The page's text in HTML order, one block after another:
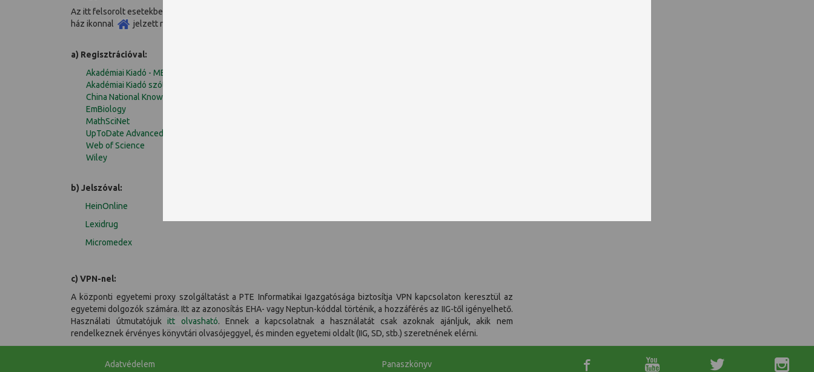
Az itt felsorolt esetekben alternatív módokon is lehetőség van a távoli elérésre. A folyamat menete kattintás után a
ház ikonnal
jelzett résznél olvasható:
a) Regisztrációval:
Akadémiai Kiadó - MERSZ könyvek
Akadémiai Kiadó szótárai
China National Knowledge Infrastructure
EmBiology
MathSciNet
UpToDate Advanced
Web of Science
Wiley
b) Jelszóval:
HeinOnline
Lexidrug
Micromedex
c) VPN-nel:
A központi egyetemi proxy szolgáltatást a PTE Informatikai Igazgatósága biztosítja VPN kapcsolaton keresztül az
egyetemi dolgozók számára. Itt az azonosítás EHA- vagy Neptun-kóddal történik, a hozzáférés az IIG-től igényelhető.
Használati útmutatójukitt olvasható. Ennek a kapcsolatnak a használatát csak azoknak ajánljuk, akik nem
rendelkeznek érvényes könyvtári olvasójeggyel, és minden egyetemi oldalt (IIG, SD, stb.) szeretnének elérni.
Adatvédelem Panaszkönyv